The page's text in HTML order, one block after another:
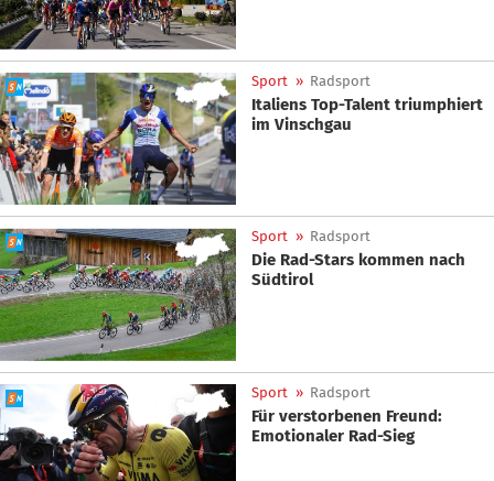
Sport » Radsport
Italiens Top-Talent triumphiert
im Vinschgau
Sport » Radsport
Die Rad-Stars kommen nach
Südtirol
Sport » Radsport
Für verstorbenen Freund:
Emotionaler Rad-Sieg